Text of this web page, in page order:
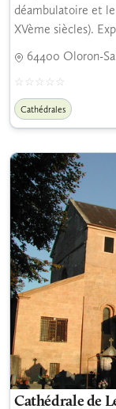
déambulatoire et
XVème siècles).
64400 Oloron-
Cathédrales
Cathédrale de